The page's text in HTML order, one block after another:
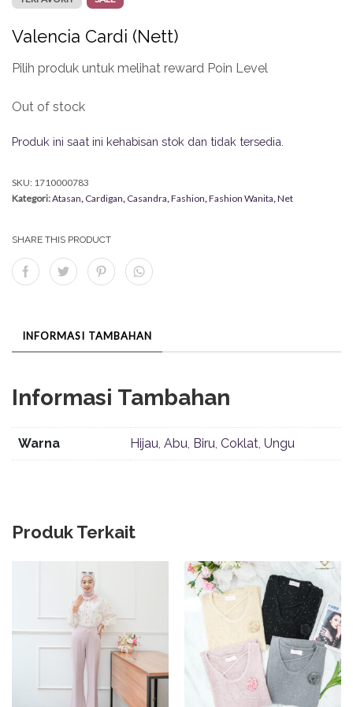
Valencia Cardi (Nett)
Pilih produk untuk melihat reward Poin Level
Out of stock
Produk ini saat ini kehabisan stok dan tidak tersedia.
SKU: 1710000783
Kategori:Atasan, Cardigan, Casandra,Fashion,Fashion Wanita,Net
SHARE THIS PRODUCT
INFORMASI TAMBAHAN
Informasi Tambahan
Warna Hijau, Abu, Biru, Coklat, Ungu
Produk Terkait